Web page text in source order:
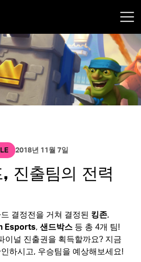
2018년 11월 7일
진출팀의 전력
결정전을 거쳐 결정된 킹존,
Esports,샌드박스 등 총 4개 팀!
이널 진출권을 획득할까요? 지금
하시고, 우승팀을 예상해보세요!